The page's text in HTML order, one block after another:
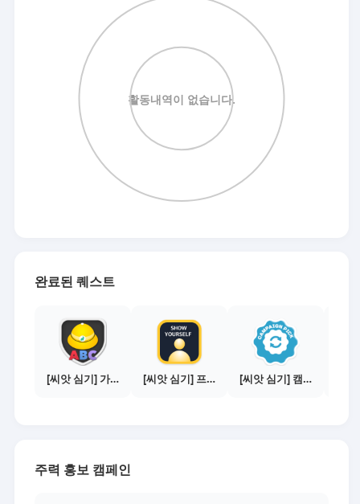
완료된 퀘스트
[씨앗 심기] 가이드보기 - 매체별 활동 가이드 [씨앗 심기] 프로필 사진 등록하기 [씨앗 심기] 캠페인 선택하기 - PICK 1개
주력 홍보 캠페인